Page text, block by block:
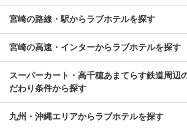
宮崎の路線・駅からラブホテルを探す
宮崎の高速・インターからラブホテルを探す
スーパーカート・高千穂あまてらす鉄道周辺
だわり条件から探す
九州・沖縄エリアからラブホテルを探す